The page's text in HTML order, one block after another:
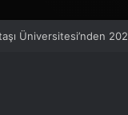
Üniversitesi’nden